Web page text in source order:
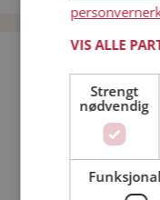
Jeg er en:
Min alder:
VIS ALLE
Strengt
nødvendig